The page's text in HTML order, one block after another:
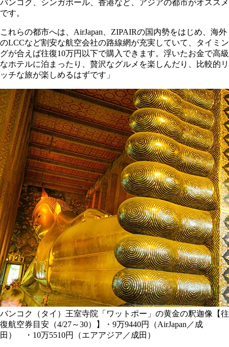
バンコク、シンガポール、香港など、アジアの都市がオススメ
です。
これらの都市へは、AirJapan、ZIPAIRの国内勢をはじめ、海外
のLCCなど割安な航空会社の路線網が充実していて、タイミン
グが合えば往復10万円以下で購入できます。浮いたお金で高級
なホテルに泊まったり、贅沢なグルメを楽しんだり、比較的リ
ッチな旅が楽しめるはずです」
バンコク（タイ）王室寺院「ワットポー」の黄金の釈迦像【往
復航空券目安（4/27～30）】・9万9440円（AirJapan／成
田） ・10万5510円（エアアジア／成田）